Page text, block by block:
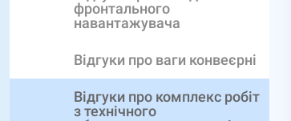
фронтального
навантажувача
Відгуки про ваги конвеєрні
Відгуки про комплекс робіт
з технічного